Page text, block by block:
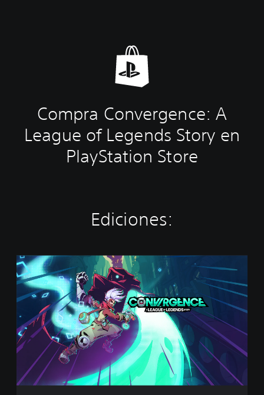
Compra Convergence: A
League of Legends Story en
PlayStation Store
Ediciones:
E
d
i
c
i
ó
n
E
s
n